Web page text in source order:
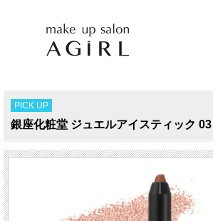
PICK UP
銀座化粧堂 ジュエルアイスティック